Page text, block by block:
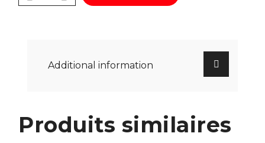
Additional information
Produits similaires